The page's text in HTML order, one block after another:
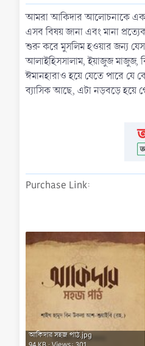
আমরা আকিদার আলোচনাকে
এসব বিষয় জানা এবং মানা
শুরু করে মুসলিম হওয়ার জন্য
আলাইহিসসালাম, ইয়াজুজ মাজুজ,
ঈমানহারাও হয়ে যেতে পারে
ব্যাসিক আছে, এটা নড়বড়ে হয়ে
Purchase Link
আকিদার সহজ পাঠ.jpg